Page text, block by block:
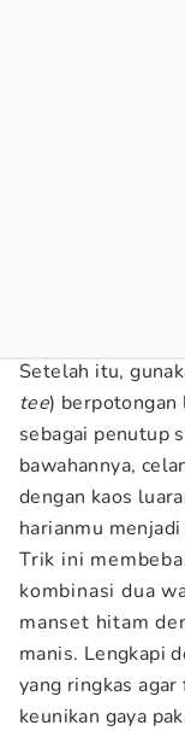
Setelah itu,
tee) berpotongan
sebagai penutup
bawahannya,
dengan kaos
harianmu
Trik ini
kombinasi dua
manset hitam
manis. Lengkapi
yang ringkas
keunikan gaya